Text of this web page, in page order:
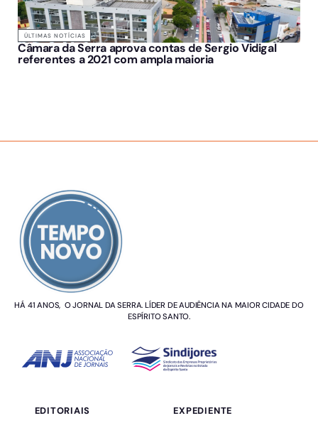
ÚLTIMAS NOTÍCIAS
Câmara da Serra aprova contas de Sergio Vidigal
referentes a 2021 com ampla maioria
HÁ 41 ANOS, O JORNAL DA SERRA. LÍDER DE AUDIÊNCIA NA MAIOR CIDADE DO
ESPÍRITO SANTO.
EDITORIAIS EXPEDIENTE